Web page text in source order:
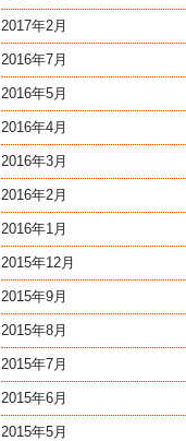
2017年2月
2016年7月
2016年5月
2016年4月
2016年3月
2016年2月
2016年1月
2015年12月
2015年9月
2015年8月
2015年7月
2015年6月
2015年5月